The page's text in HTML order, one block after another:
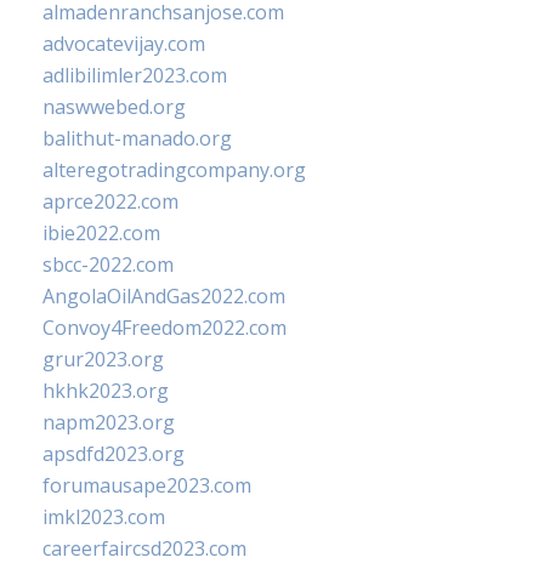
almadenranchsanjose.com
advocatevijay.com
adlibilimler2023.com
naswwebed.org
balithut-manado.org
alteregotradingcompany.org
aprce2022.com
ibie2022.com
sbcc-2022.com
AngolaOilAndGas2022.com
Convoy4Freedom2022.com
grur2023.org
hkhk2023.org
napm2023.org
apsdfd2023.org
forumausape2023.com
imkl2023.com
careerfaircsd2023.com